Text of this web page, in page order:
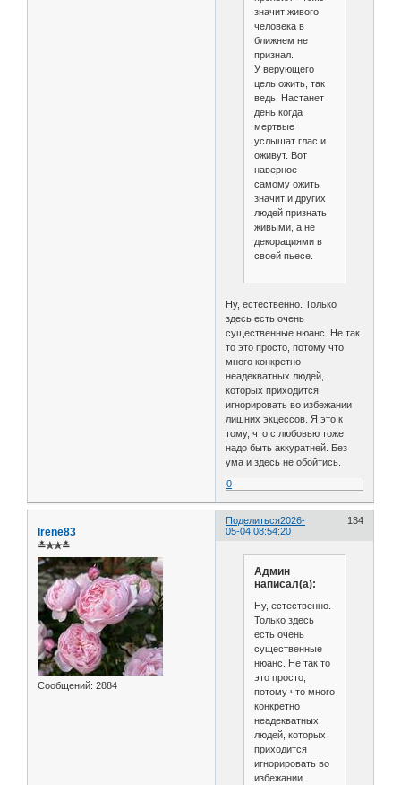
значит живого
человека в
ближнем не
признал.
У верующего
цель ожить, так
ведь. Настанет
день когда
мертвые
услышат глас и
оживут. Вот
наверное
самому ожить
значит и других
людей признать
живыми, а не
декорациями в
своей пьесе.
Ну, естественно. Только
здесь есть очень
существенные нюанс. Не так
то это просто, потому что
много конкретно
неадекватных людей,
которых приходится
игнорировать во избежании
лишних экцессов. Я это к
тому, что с любовью тоже
надо быть аккуратней. Без
ума и здесь не обойтись.
0
Поделиться 134
2026-
05-04 08:54:20
Irene83
≛✯✯≛
Сообщений: 2884
Админ
написал(а):
Ну, естественно.
Только здесь
есть очень
существенные
нюанс. Не так то
это просто,
потому что много
конкретно
неадекватных
людей, которых
приходится
игнорировать во
избежании